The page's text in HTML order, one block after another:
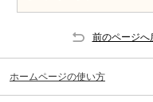
前のページへ
ホームページの使い方